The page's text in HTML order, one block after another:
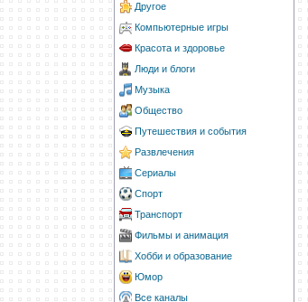
Другое
Компьютерные игры
Красота и здоровье
Люди и блоги
Музыка
Общество
Путешествия и события
Развлечения
Сериалы
Спорт
Транспорт
Фильмы и анимация
Хобби и образование
Юмор
Все каналы